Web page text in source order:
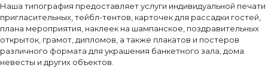
Наша типография предоставляет услуги индивидуальной печати
пригласительных, тейбл-тентов, карточек для рассадки гостей,
плана мероприятия, наклеек на шампанское, поздравительных
открыток, грамот, дипломов, а также плакатов и постеров
различного формата для украшения банкетного зала, дома
невесты и других объектов.